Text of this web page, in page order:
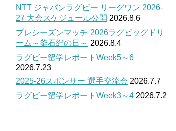
NTT ジャパンラグビー リーグワン 2026-
27 大会スケジュール公開 2026.8.6
プレシーズンマッチ 2026ラグビッグドリ
ーム～釜石絆の日～ 2026.8.4
ラグビー留学レポートWeek5～6
2026.7.23
2025-26スポンサー 選手交流会 2026.7.7
ラグビー留学レポートWeek3～4 2026.7.2